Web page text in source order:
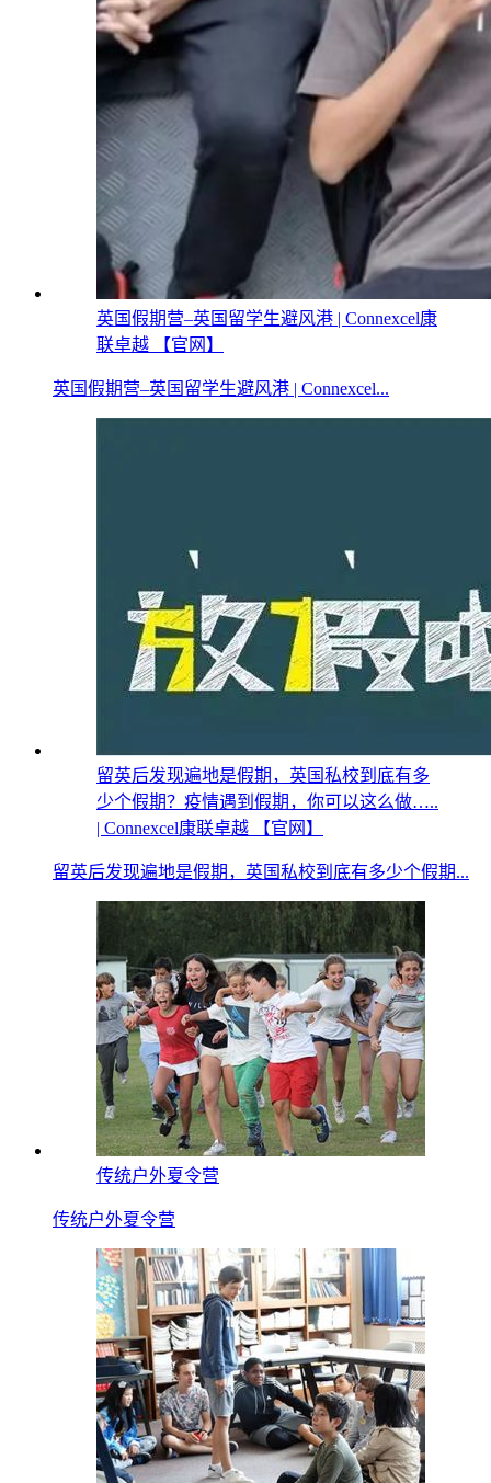
英国假期营–英国留学生避风港 | Connexcel康
联卓越 【官网】
英国假期营–英国留学生避风港 | Connexcel...
留英后发现遍地是假期，英国私校到底有多
少个假期？疫情遇到假期，你可以这么做…..
| Connexcel康联卓越 【官网】
留英后发现遍地是假期，英国私校到底有多少个假期...
传统户外夏令营
传统户外夏令营